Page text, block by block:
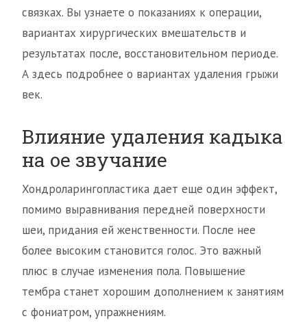
связках. Вы узнаете о показаниях к операции,
вариантах хирургических вмешательств и
результатах после, восстановительном периоде.
А здесь подробнее о вариантах удаления грыжи
век.
Влияние удаления кадыка
на ое звучание
Хондроларингопластика дает еще один эффект,
помимо выравнивания передней поверхности
шеи, придания ей женственности. После нее
более высоким становится голос. Это важный
плюс в случае изменения пола. Повышение
тембра станет хорошим дополнением к занятиям
с фониатром, упражнениям.